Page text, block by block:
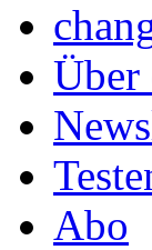
Über
Abo